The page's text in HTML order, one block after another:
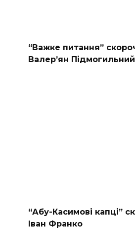
“Важке питання”
Валер’ян Підмогильний
“Абу-Касимові капці”
Іван Франко